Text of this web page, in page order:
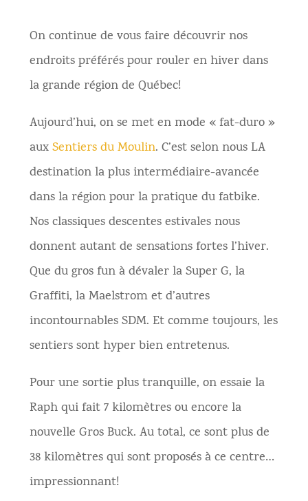
On continue de vous faire découvrir nos
endroits préférés pour rouler en hiver dans
la grande région de Québec!
Aujourd’hui, on se met en mode « fat-duro »
auxSentiers du Moulin. C’est selon nous LA
destination la plus intermédiaire-avancée
dans la région pour la pratique du fatbike.
Nos classiques descentes estivales nous
donnent autant de sensations fortes l’hiver.
Que du gros fun à dévaler la Super G, la
Graffiti, la Maelstrom et d’autres
incontournables SDM. Et comme toujours, les
sentiers sont hyper bien entretenus.
Pour une sortie plus tranquille, on essaie la
Raph qui fait 7 kilomètres ou encore la
nouvelle Gros Buck. Au total, ce sont plus de
38 kilomètres qui sont proposés à ce centre…
impressionnant!